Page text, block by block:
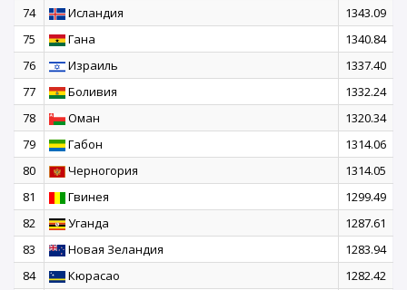
74
Исландия
1343.09
75
Гана
1340.84
76
Израиль
1337.40
77
Боливия
1332.24
78
Оман
1320.34
79
Габон
1314.06
80
Черногория
1314.05
81
Гвинея
1299.49
82
Уганда
1287.61
83
Новая Зеландия
1283.94
84
Кюрасао
1282.42